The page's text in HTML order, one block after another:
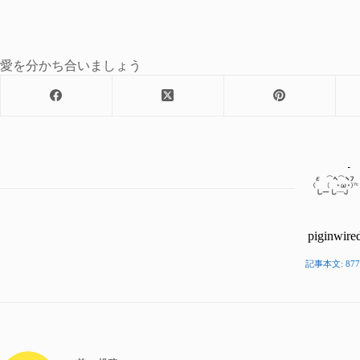
愛を分かち合いましょう
記事本文: